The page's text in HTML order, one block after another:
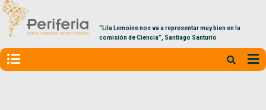
“Lila Lemoine nos va a representar muy bien en la
comisión de Ciencia”, Santiago Santurio